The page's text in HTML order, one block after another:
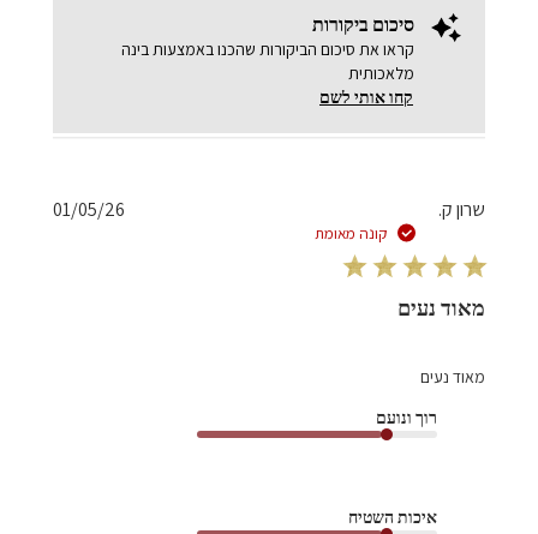
סיכום ביקורות
קראו את סיכום הביקורות שהכנו באמצעות בינה
מלאכותית
קחו אותי לשם
שרון ק.
קונה מאומת
מאוד נעים
מאוד נעים
רוך ונועם
איכות השטיח
תאריך01/05/26